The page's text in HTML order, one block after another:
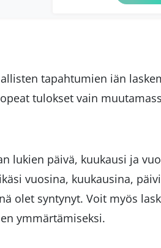
tapahtumien iän
tulokset vain
lukien päivä, kuukausi ja
vuosina, kuukausina,
olet syntynyt. Voit myös
ymmärtämiseksi.